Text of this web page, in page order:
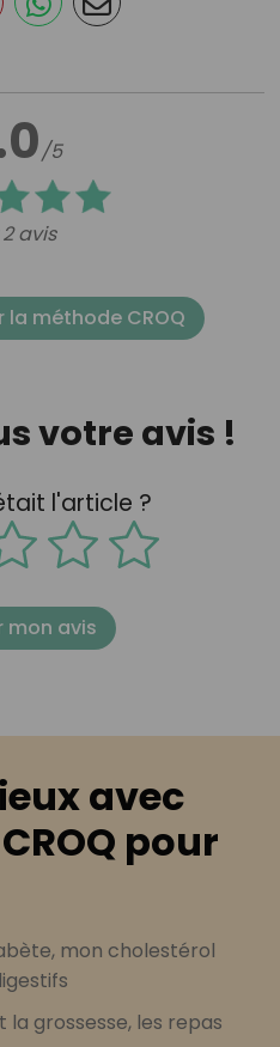
/5
avis
la méthode CROQ
votre avis !
l'article ?
mon avis
avec
pour
mon cholestérol
grossesse, les repas